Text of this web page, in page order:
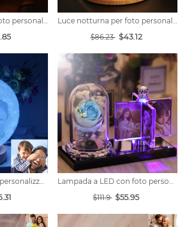
Luce notturna per foto personalizzate
Luce notturna per foto personalizzate
$86.23 $43.12
Lampada da tavolo personalizzata 3d 3d moon 16 colori
Lampada a LED con foto personalizzata
$111.9 $55.95